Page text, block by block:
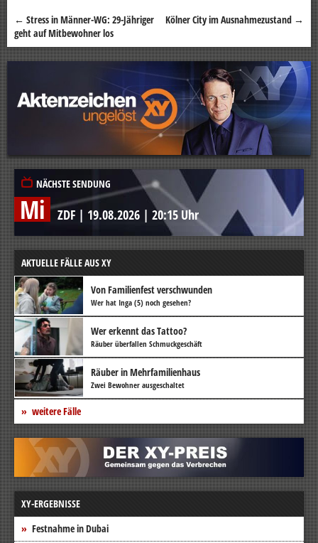
Beitragsnavigation
← Stress in Männer-WG: 29-Jähriger
geht auf Mitbewohner los
Kölner City im Ausnahmezustand →
NÄCHSTE SENDUNG
Mi ZDF | 19.08.2026 | 20:15 Uhr
AKTUELLE FÄLLE AUS XY
Von Familienfest verschwunden
Wer hat Inga (5) noch gesehen?
Wer erkennt das Tattoo?
Räuber überfallen Schmuckgeschäft
Räuber in Mehrfamilienhaus
Zwei Bewohner ausgeschaltet
weitere Fälle
XY-ERGEBNISSE
Festnahme in Dubai